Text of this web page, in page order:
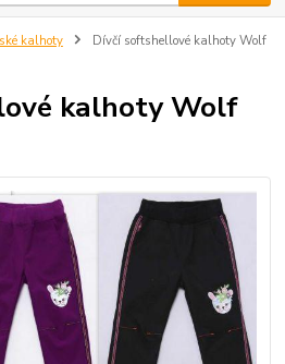
kalhoty
Dívčí softshellové kalhoty Wolf
kalhoty Wolf